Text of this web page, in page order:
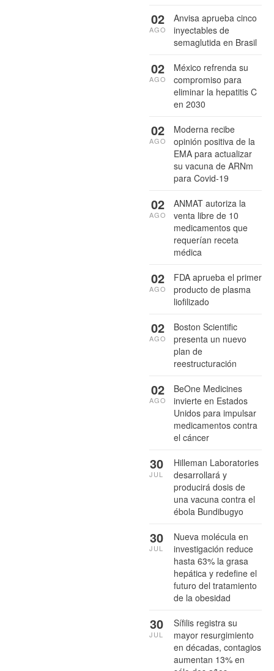
Anvisa aprueba cinco
inyectables de
semaglutida en Brasil
02
AGO
México refrenda su
compromiso para
eliminar la hepatitis C
en 2030
02
AGO
Moderna recibe
opinión positiva de la
EMA para actualizar
su vacuna de ARNm
para Covid-19
02
AGO
ANMAT autoriza la
venta libre de 10
medicamentos que
requerían receta
médica
02
AGO
FDA aprueba el primer
producto de plasma
liofilizado
02
AGO
Boston Scientific
presenta un nuevo
plan de
reestructuración
02
AGO
BeOne Medicines
invierte en Estados
Unidos para impulsar
medicamentos contra
el cáncer
02
AGO
Hilleman Laboratories
desarrollará y
producirá dosis de
una vacuna contra el
ébola Bundibugyo
30
JUL
Nueva molécula en
investigación reduce
hasta 63% la grasa
hepática y redefine el
futuro del tratamiento
de la obesidad
30
JUL
Sífilis registra su
mayor resurgimiento
en décadas, contagios
aumentan 13% en
30
JUL